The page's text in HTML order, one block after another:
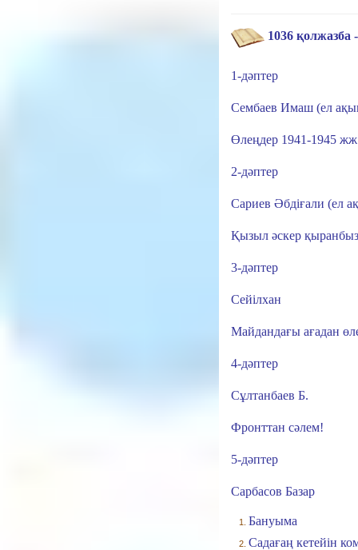
1036 қолжазба
1-дәптер
Сембаев Имаш (ел
Өлеңдер 1941-1945
2-дәптер
Сариев Әбдіғали (ел
Қызыл әскер қыранбыз
3-дәптер
Сейілхан
Майдандағы ағадан
4-дәптер
Сұлтанбаев Б.
Фронттан сәлем!
5-дәптер
Сарбасов Базар
Бануыма
Садағаң кетейін